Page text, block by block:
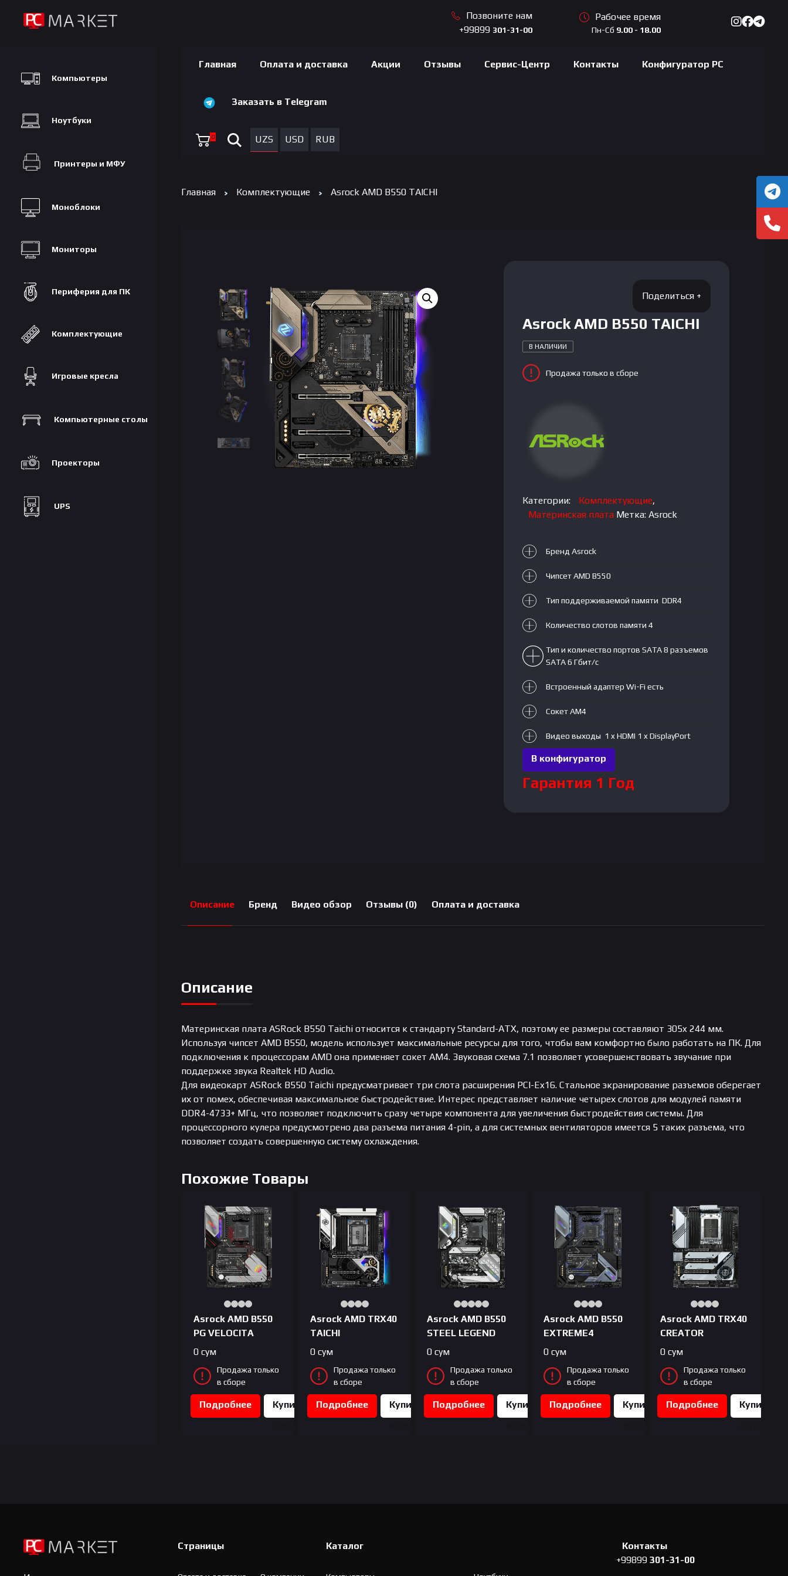
Позвоните нам
+99899 301-31-00
Рабочее время
Пн-Сб 9.00 - 18.00
Компьютеры
Ноутбуки
Принтеры и МФУ
Моноблоки
Мониторы
Периферия для ПК
Комплектующие
Игровые кресла
Компьютерные столы
Проекторы
UPS
Главная Оплата и доставка Акции Отзывы Сервис-Центр Контакты Конфигуратор PC
Заказать в Telegram
0 UZS USD RUB
Главная Комплектующие Asrock AMD B550 TAICHI
Asrock AMD B550 TAICHI
В НАЛИЧИИ
Продажа только в сборе
Категории: Комплектующие,
Материнская плата Метка: Asrock
Бренд Asrock
Чипсет AMD B550
Тип поддерживаемой памяти DDR4
Количество слотов памяти 4
Тип и количество портов SATA 8 разъемов
SATA 6 Гбит/с
Встроенный адаптер Wi-Fi есть
Сокет AM4
Видео выходы 1 x HDMI 1 x DisplayPort
В конфигуратор
Гарантия 1 Год
Описание Бренд Видео обзор Отзывы (0) Оплата и доставка
Описание
Материнская плата ASRock B550 Taichi относится к стандарту Standard-ATX, поэтому ее размеры составляют 305x 244 мм.
Используя чипсет AMD B550, модель использует максимальные ресурсы для того, чтобы вам комфортно было работать на ПК. Для
подключения к процессорам AMD она применяет сокет AM4. Звуковая схема 7.1 позволяет усовершенствовать звучание при
поддержке звука Realtek HD Audio.
Для видеокарт ASRock B550 Taichi предусматривает три слота расширения PCI-Ex16. Стальное экранирование разъемов оберегает
их от помех, обеспечивая максимальное быстродействие. Интерес представляет наличие четырех слотов для модулей памяти
DDR4-4733+ МГц, что позволяет подключить сразу четыре компонента для увеличения быстродействия системы. Для
процессорного кулера предусмотрено два разъема питания 4-pin, а для системных вентиляторов имеется 5 таких разъема, что
позволяет создать совершенную систему охлаждения.
Похожие Товары
Asrock AMD B550
PG VELOCITA
0 сум
Продажа только
в сборе
Подробнее
Купить
Asrock AMD TRX40
TAICHI
0 сум
Продажа только
в сборе
Подробнее
Купить
Asrock AMD B550
STEEL LEGEND
0сум
Продажа только
в сборе
Подробнее
Купить
Asrock AMD B550
EXTREME4
0сум
Продажа только
в сборе
Подробнее
Купить
Asrock AMD TRX40
CREATOR
0сум
Продажа только
в сборе
Подробнее
Купить
Страницы Каталог
Контакты
+99899 301-31-00